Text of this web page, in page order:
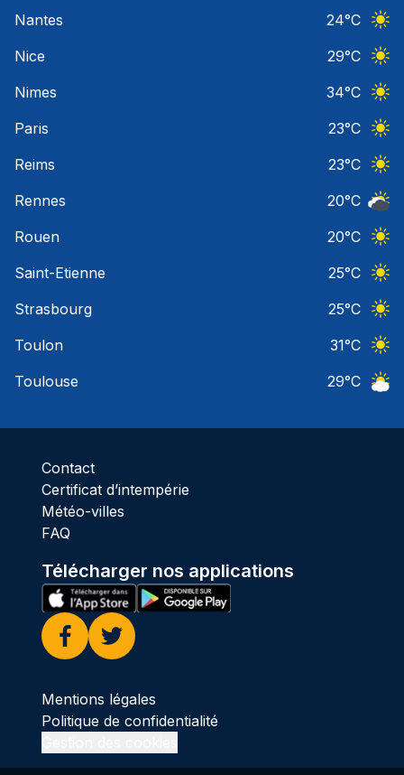
Nantes
24°C
Nice
29°C
Nimes
34°C
Paris
23°C
Reims
23°C
Rennes
20°C
Rouen
20°C
Saint-Etienne
25°C
Strasbourg
25°C
Toulon
31°C
Toulouse
29°C
Contact
Certificat d’intempérie
Météo-villes
FAQ
Télécharger nos applications
Facebook
Twitter
Mentions légales
Politique de confidentialité